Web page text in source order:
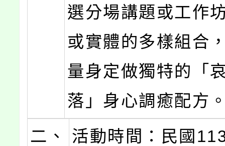
選分場講題或工作
或實體的多樣組合
量身定做獨特的「
落」身心調癒配方
二、
活動時間：民國